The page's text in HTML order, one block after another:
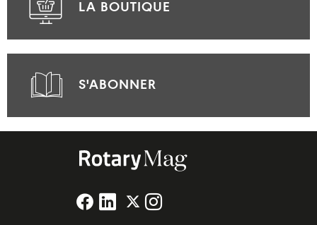
LA BOUTIQUE
S'ABONNER